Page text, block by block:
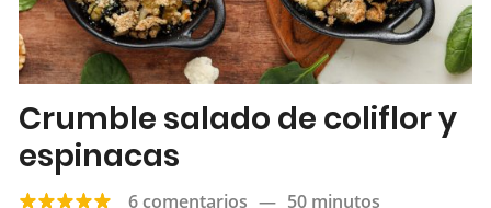
Crumble salado de coliflor y
espinacas
6 comentarios — 50 minutos